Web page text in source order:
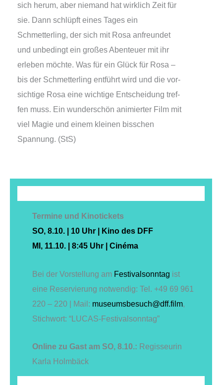
sich her­um, aber nie­mand hat wirk­lich Zeit für
sie. Dann schlüpft eines Tages ein
Schmetterling, der sich mit Rosa anfreun­det
und unbe­dingt ein gro­ßes Abenteuer mit ihr
erle­ben möch­te. Was für ein Glück für Rosa –
bis der Schmetterling ent­führt wird und die vor­
sich­ti­ge Rosa eine wich­ti­ge Entscheidung tref­
fen muss. Ein wun­der­schön ani­mier­ter Film mit
viel Magie und einem klei­nen biss­chen
Spannung. (StS)
Termine und Kinotickets
SO, 8.10. | 10 Uhr | Kino des DFF
MI, 11.10. | 8:45 Uhr | Cinéma
Bei der Vorstellung am Festivalsonntag ist
eine Reservierung not­wen­dig: Tel. +49 69 961
220 – 220 | Mail: museumsbesuch@dff.film,
Stichwort: “LUCAS-Festivalsonntag”
Online zu Gast am SO, 8.10.: Regisseurin
Karla Holmbäck